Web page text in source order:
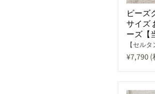
ビーズ
サイズ
ーズ【
【セルタ
¥7,790(